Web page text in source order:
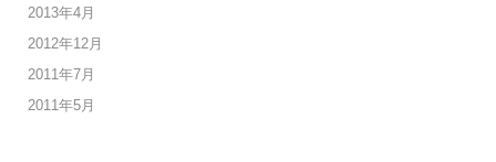
2013年4月
2012年12月
2011年7月
2011年5月